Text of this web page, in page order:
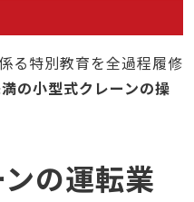
る特別教育を全過程履修
の小型式クレーンの操
の運転業